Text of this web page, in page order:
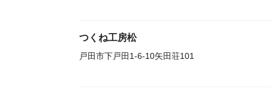
つくね工房松
戸田市下戸田1-6-10矢田荘101